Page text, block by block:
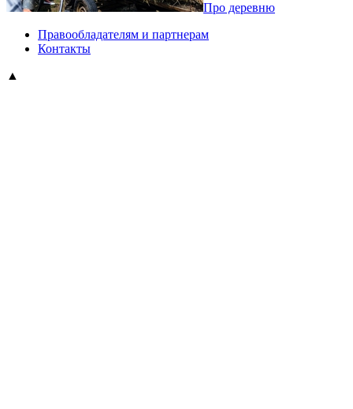
Про деревню
Правообладателям и партнерам
Контакты
▲